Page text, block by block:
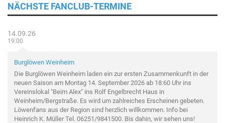
NÄCHSTE FANCLUB-TERMINE
14.09.26
19:00
Burglöwen Weinheim
Die Burglöwen Weinheim laden ein zur ersten Zusammenkunft in der
neuen Saison am Montag 14. September 2026 ab 18:60 Uhr ins
Vereinslokal "Beim Alex" ins Rolf Engelbrecht Haus in
Weinheim/Bergstraße. Es wird um zahlreiches Erscheinen gebeten.
Löwenfans aus der Region sind herzlich willkommen. Info bei
Heinrich K. Müller Tel. 06251/9841500. Bis dahin, wir sehen uns!